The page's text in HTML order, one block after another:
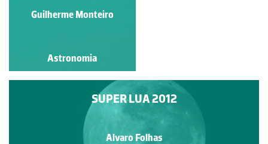
Paulo Talhadas dos Santos
Astronomia
SUPER LUA 2012
Alvaro Folhas
Guilherme Monteiro
Astronomia